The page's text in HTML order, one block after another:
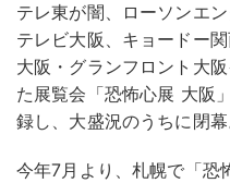
テレ東が闇、ローソンエ
テレビ大阪、キョードー
大阪・グランフロント大
た展覧会「恐怖心展 大阪
録し、大盛況のうちに閉幕
今年7月より、札幌で「恐